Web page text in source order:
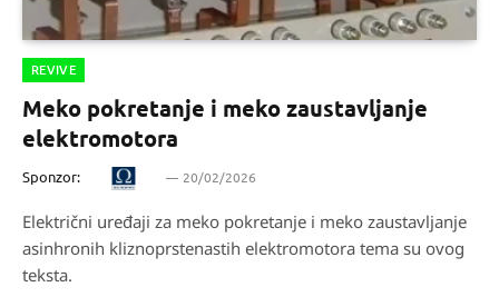
REVIVE
Meko pokretanje i meko zaustavljanje
elektromotora
Sponzor: 20/02/2026
Električni uređaji za meko pokretanje i meko zaustavljanje
asinhronih kliznoprstenastih elektromotora tema su ovog
teksta.